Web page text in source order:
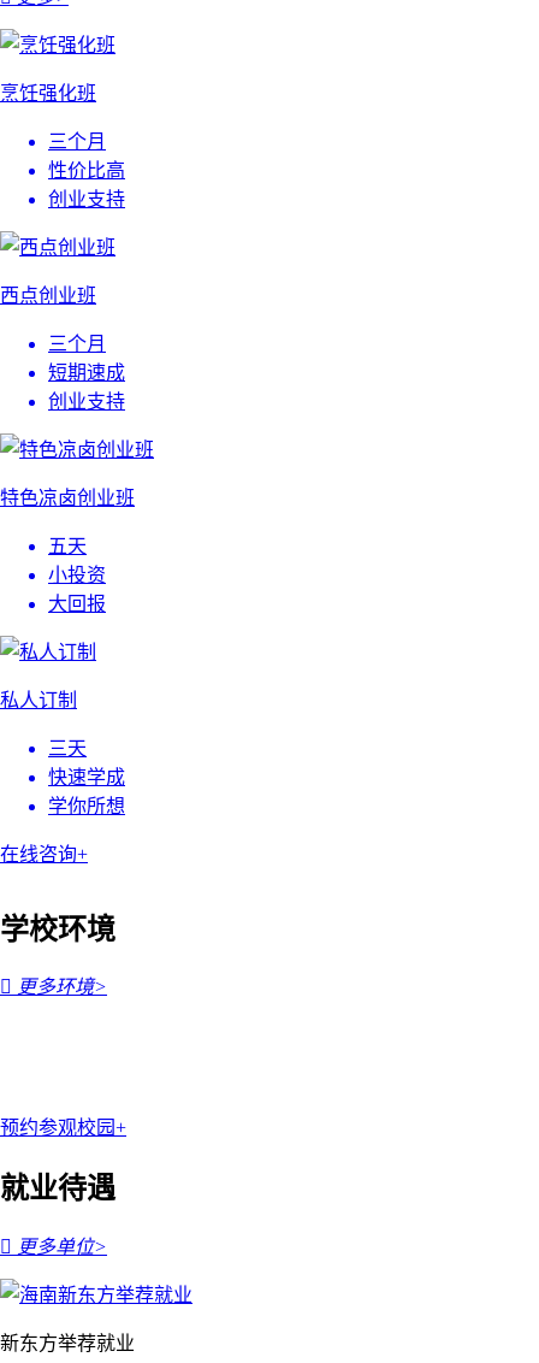
烹饪强化班
三个月
性价比高
创业支持
西点创业班
三个月
短期速成
创业支持
特色凉卤创业班
五天
小投资
大回报
私人订制
三天
快速学成
学你所想
在线咨询+
学校环境
 更多环境>
预约参观校园+
就业待遇
 更多单位>
新东方举荐就业